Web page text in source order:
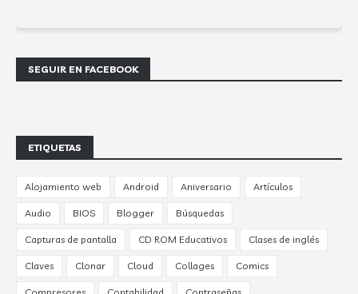
SEGUIR EN FACEBOOK
ETIQUETAS
Alojamiento web Android Aniversario Artículos
Audio BIOS Blogger Búsquedas
Capturas de pantalla CD ROM Educativos Clases de inglés
Claves Clonar Cloud Collages Comics